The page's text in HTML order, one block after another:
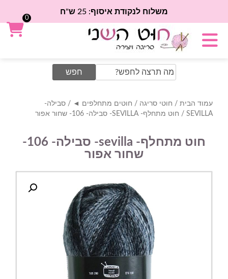
משלוח לנקודת איסוף: 25 ש"ח
Search
for:
עמוד הבית / חוטי סריגה / חוטים מתחלפים ◄ / סבילה-
SEVILLA / חוט מתחלף- SEVILLA- סבילה- 106- שחור אפור
חוט מתחלף- sevilla- סבילה- 106-
שחור אפור
0